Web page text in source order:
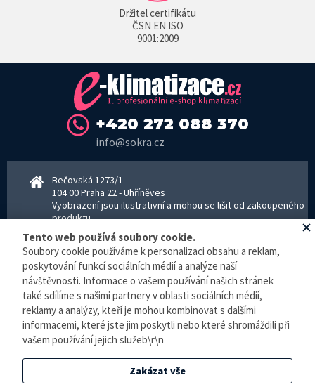
Držitel certifikátu
ČSN EN ISO
9001:2009
+420 272 088 370
info@sokra.cz
Bečovská 1273/1
104 00 Praha 22 - Uhříněves
Vyobrazení jsou ilustrativní a mohou se lišit od zakoupeného
produktu.
www.sokra.cz│www.haier-klimatizace.cz
Otevírací doba
Pondělí–Pátek 8–16:30 hodin - kancelář
Pondělí–pátek 8–16:00 hodin - sklad
Zpracování osobních údajů
© E-klimatizace.cz, všechna práva vyhrazena.
Internetový obchodvytvořilo studioBlueGhost.
Tento web používá soubory cookie.
Soubory cookie používáme k personalizaci obsahu a reklam,
poskytování funkcí sociálních médií a analýze naší
návštěvnosti. Informace o vašem používání našich stránek
také sdílíme s našimi partnery v oblasti sociálních médií,
reklamy a analýzy, kteří je mohou kombinovat s dalšími
informacemi, které jste jim poskytli nebo které shromáždili při
vašem používání jejich služeb\r\n
Zakázat vše